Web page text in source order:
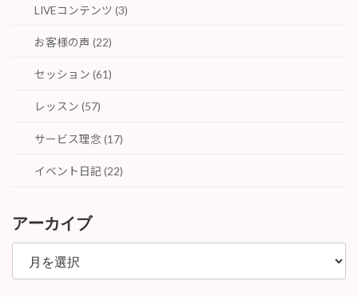
LIVEコンテンツ (3)
お客様の声 (22)
セッション (61)
レッスン (57)
サービス理念 (17)
イベント日記 (22)
アーカイブ
ア
カ